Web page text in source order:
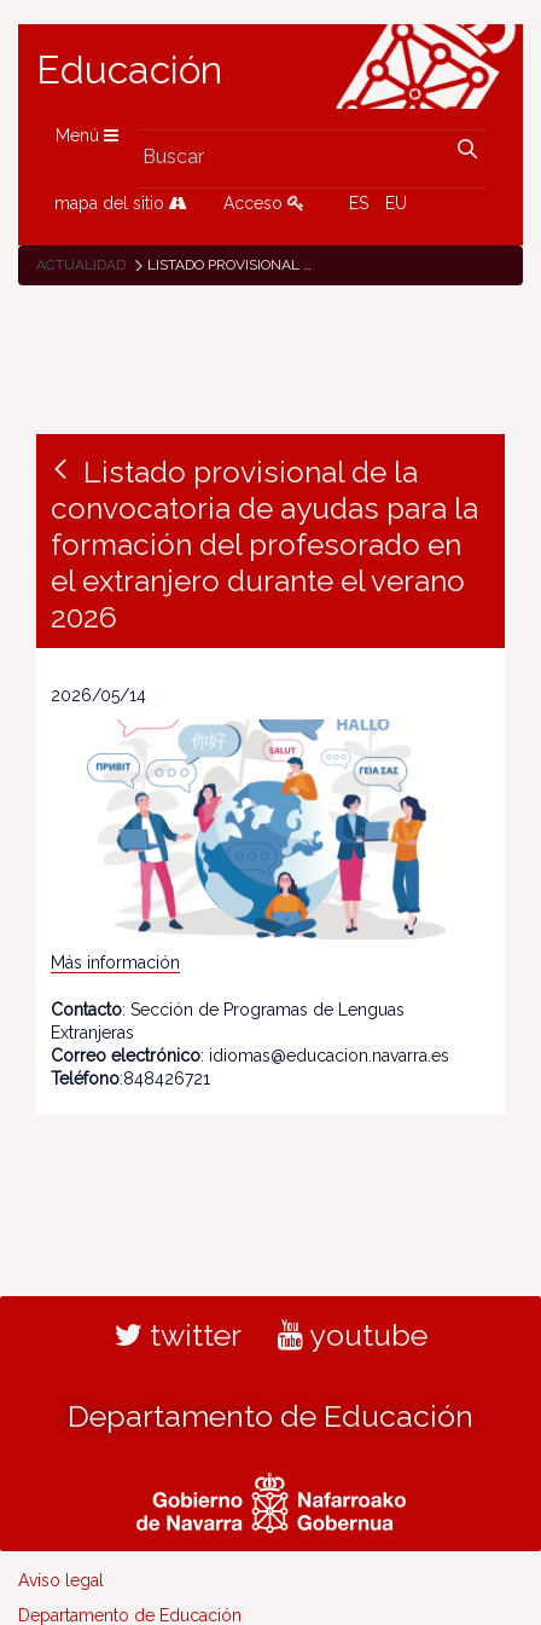
Educación
Menú
mapa del sitio Acceso ES EU
ACTUALIDAD LISTADO PROVISIONAL DE LA CONVOCATORIA DE AYUDAS PARA LA FORMACIÓN DEL PROFESORADO EN EL EXTRANJERO DURANTE EL VERANO 2026
Listado provisional de la
convocatoria de ayudas para la
formación del profesorado en
el extranjero durante el verano
2026
2026/05/14
Más información
Contacto: Sección de Programas de Lenguas
Extranjeras
Correo electrónico: idiomas@educacion.navarra.es
Teléfono:848426721
twitter youtube
Departamento de Educación
Aviso legal
Departamento de Educación